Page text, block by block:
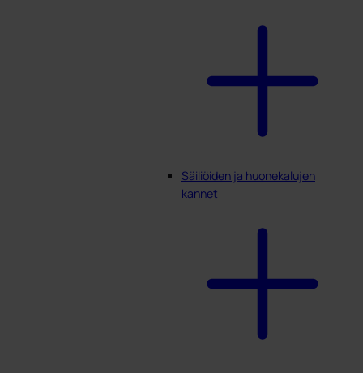
Säiliöiden ja huonekalujen
kannet